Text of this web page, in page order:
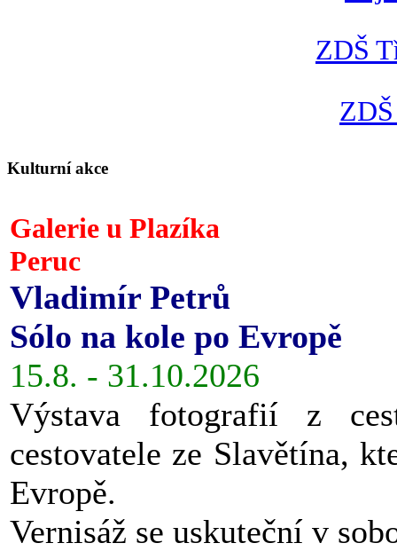
ZDŠ
Kulturní akce
Galerie u Plazíka
Peruc
Vladimír Petrů
Sólo na kole po Evropě
15.8. - 31.10.2026
Výstava fotografií z
cestovatele ze Slavětína,
Evropě.
Vernisáž se uskuteční v